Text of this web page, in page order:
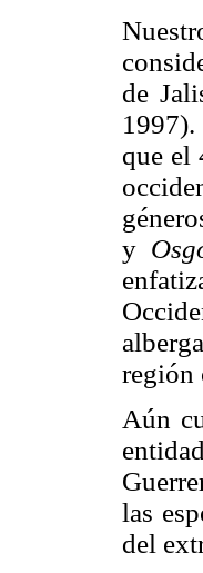
de
que el
y
región
Aún
las
del